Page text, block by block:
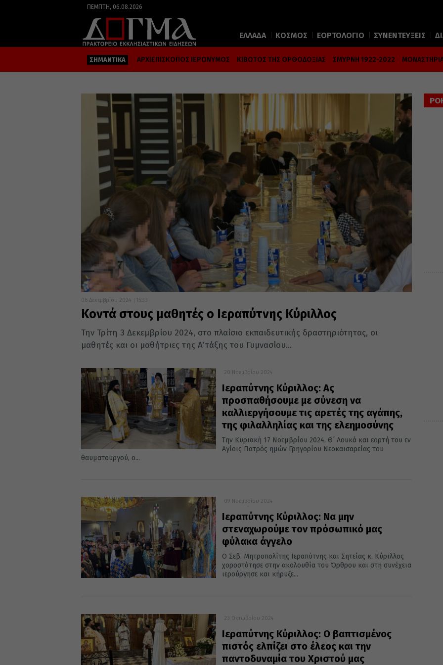
ΠΈΜΠΤΗ, 06.08.2026
ΕΛΛΑΔΑ ΚΟΣΜΟΣ ΕΟΡΤΟΛΟΓΙΟ ΣΥΝΕΝΤΕΥΞΕΙΣ
ΣΗΜΑΝΤΙΚΑ ΑΡΧΙΕΠΙΣΚΟΠΟΣ ΙΕΡΩΝΥΜΟΣ ΚΙΒΩΤΟΣ ΤΗΣ ΟΡΘΟΔΟΞΙΑΣ ΣΜΥΡΝΗ 1922-2022
06 Δεκεμβρίου 2024 15:33
Κοντά στους μαθητές ο Ιεραπύτνης Κύριλλος
Την Τρίτη 3 Δεκεμβρίου 2024, στο πλαίσιο εκπαιδευτικής δραστηριότητας, οι
μαθητές και οι μαθήτριες της Α΄ τάξης του Γυμνασίου...
20 Νοεμβρίου 2024
Ιεραπύτνης Κύριλλος: Ας
προσπαθήσουμε με σύνεση να
καλλιεργήσουμε τις αρετές της αγάπης,
της φιλαλληλίας και της ελεημοσύνης
Την Κυριακή 17 Νοεμβρίου 2024, Θ´ Λουκά και εορτή του εν
Αγίοις Πατρός ημών Γρηγορίου Νεοκαισαρείας του
θαυματουργού, ο...
09 Νοεμβρίου 2024
Ιεραπύτνης Κύριλλος: Να μην
στεναχωρούμε τον πρόσωπικό μας
φύλακα άγγελο
Ο Σεβ. Μητροπολίτης Ιεραπύτνης και Σητείας κ. Κύριλλος
χοροστάτησε στην ακολουθία του Όρθρου και στη συνέχεια
ιερούργησε και κήρυξε...
23 Οκτωβρίου 2024
Ιεραπύτνης Κύριλλος: Ο βαπτισμένος
πιστός ελπίζει στο έλεος και την
παντοδυναμία του Χριστού μας